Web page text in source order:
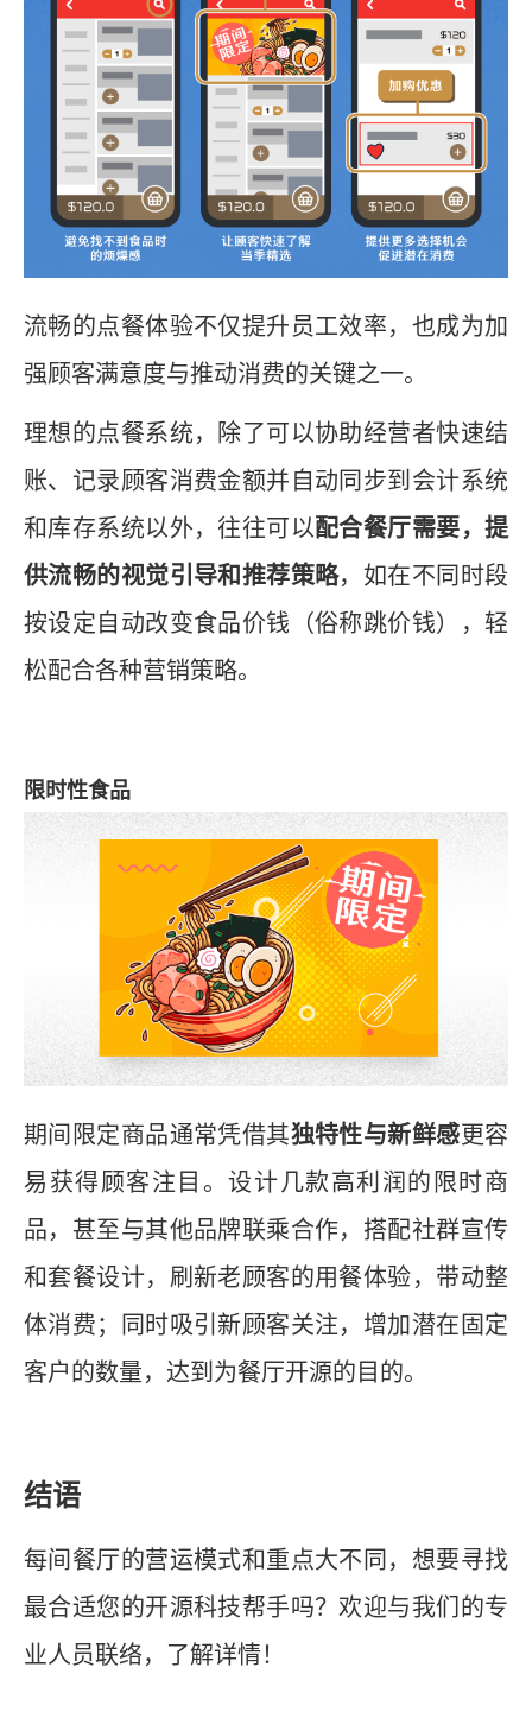
流畅的点餐体验不仅提升员工效率，也成为加
强顾客满意度与推动消费的关键之一。
理想的点餐系统，除了可以协助经营者快速结
账、记录顾客消费金额并自动同步到会计系统
和库存系统以外，往往可以配合餐厅需要，提
供流畅的视觉引导和推荐策略，如在不同时段
按设定自动改变食品价钱（俗称跳价钱），轻
松配合各种营销策略。
限时性食品
期间限定商品通常凭借其独特性与新鲜感更容
易获得顾客注目。设计几款高利润的限时商
品，甚至与其他品牌联乘合作，搭配社群宣传
和套餐设计，刷新老顾客的用餐体验，带动整
体消费；同时吸引新顾客关注，增加潜在固定
客户的数量，达到为餐厅开源的目的。
结语
每间餐厅的营运模式和重点大不同，想要寻找
最合适您的开源科技帮手吗？欢迎与我们的专
业人员联络，了解详情！